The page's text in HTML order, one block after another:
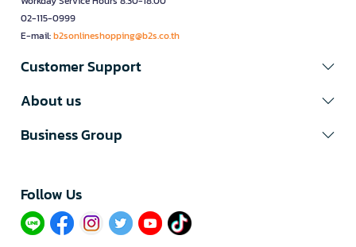
02-115-0999
E-mail:b2sonlineshopping@b2s.co.th
Customer Support
About us
Business Group
Follow Us​